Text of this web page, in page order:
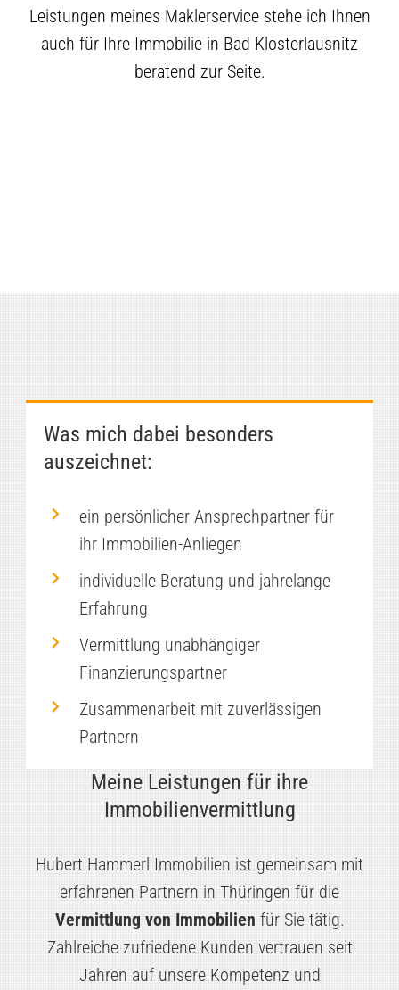
Leistungen meines Maklerservice stehe ich Ihnen
auch für Ihre Immobilie in Bad Klosterlausnitz
beratend zur Seite.
Was mich dabei besonders
auszeichnet:
ein persönlicher Ansprechpartner für
ihr Immobilien-Anliegen
individuelle Beratung und jahrelange
Erfahrung
Vermittlung unabhängiger
Finanzierungspartner
Zusammenarbeit mit zuverlässigen
Partnern
Meine Leistungen für ihre
Immobilienvermittlung
Hubert Hammerl Immobilien ist gemeinsam mit
erfahrenen Partnern in Thüringen für die
Vermittlung von Immobilien für Sie tätig.
Zahlreiche zufriedene Kunden vertrauen seit
Jahren auf unsere Kompetenz und